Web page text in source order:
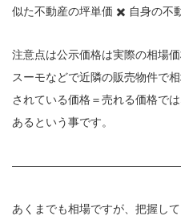
似た不動産の坪単価 ✖️ 自身の不
注意点は公示価格は実際の相場
スーモなどで近隣の販売物件で
されている価格＝売れる価格で
あるという事です。
あくまでも相場ですが、把握し